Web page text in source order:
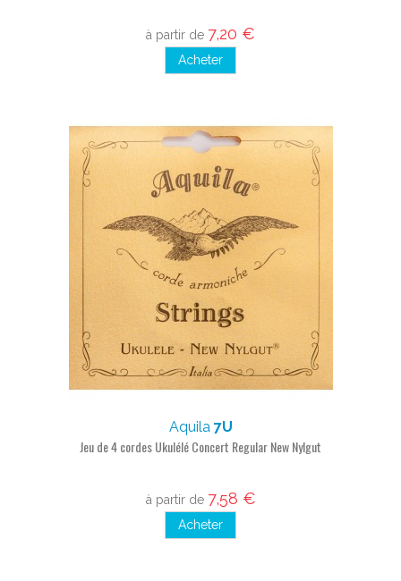
à partir de 7,20 €
Acheter
Aquila 7U
Jeu de 4 cordes Ukulélé Concert Regular New Nylgut
à partir de 7,58 €
Acheter